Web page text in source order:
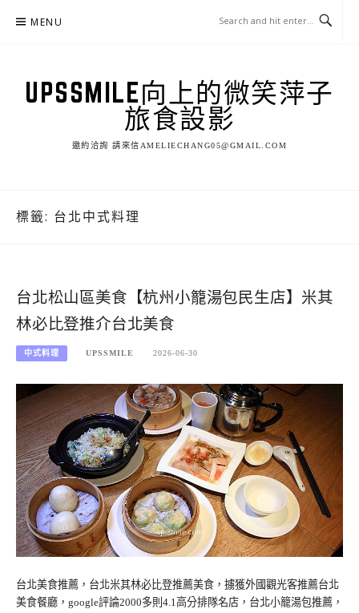
MENU
UPSSMILE向上的微笑萍子
旅食設影
邀約洽詢 請來信AMELIECHANG05@GMAIL.COM
標籤: 台北中式料理
台北松山區美食【杭州小籠湯包民生店】米其
林必比登推介台北美食
中式料理 UPSSMILE 2026-06-30
台北美食推薦，台北米其林必比登推薦美食，擄獲外國觀光客推薦台北
美食餐廳，google評論2000多則4.1高分排隊名店，台北小籠湯包推薦，